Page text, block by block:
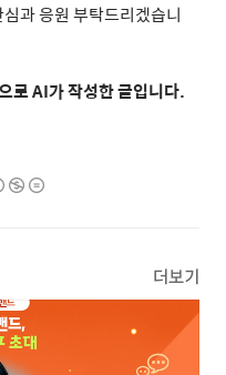
과 응원 부탁드리겠습니
로AI가 작성한 글입니다.
더보기